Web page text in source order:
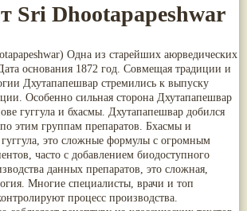
Sri Dhootapapeshwar
Одна из старейших аюрведических
основания 1872 год. Совмещая традиции и
Дхутапапешвар стремились к выпуску
Особенно сильная сторона Дхутапапешвар
гуггула и бхасмы. Дхутапапешвар добился
по этим группам препаратов. Бхасмы и
это сложные формулы с огромным
часто с добавлением биодоступного
данных препаратов, это сложная,
Многие специалисты, врачи и топ
процесс производства.
(4)
(26)
(23)
(21)